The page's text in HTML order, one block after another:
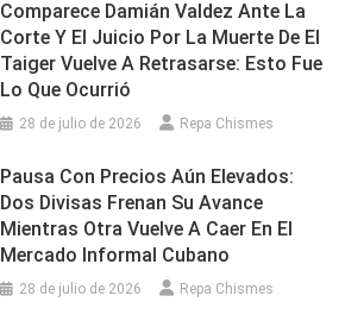
Comparece Damián Valdez Ante La
Corte Y El Juicio Por La Muerte De El
Taiger Vuelve A Retrasarse: Esto Fue
Lo Que Ocurrió
28 de julio de 2026 Repa Chismes
Pausa Con Precios Aún Elevados:
Dos Divisas Frenan Su Avance
Mientras Otra Vuelve A Caer En El
Mercado Informal Cubano
28 de julio de 2026 Repa Chismes